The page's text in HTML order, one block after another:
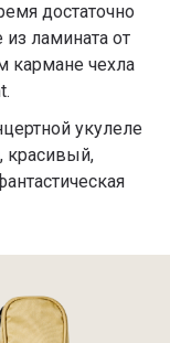
достаточно
ламината от
кармане чехла
укулеле
красивый,